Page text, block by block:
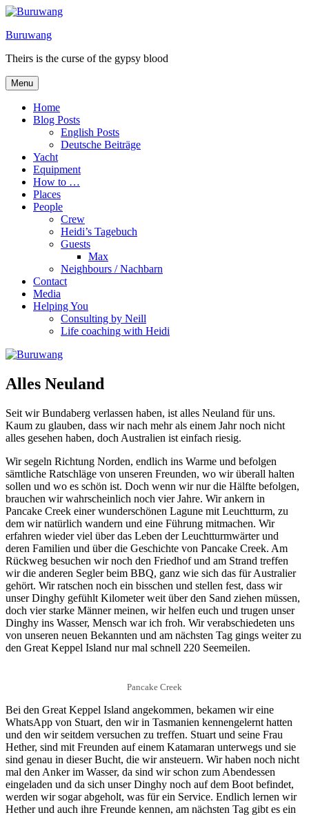
Skip
content
Buruwang
Theirs is the curse of the gypsy blood
Menu
Home
Blog Posts
English Posts
Deutsche Beiträge
Yacht
Equipment
How to …
Places
People
Crew
Heidi’s Tagebuch
Guests
Max
Neighbours / Nachbarn
Contact
Media
Helping You
Consulting by Neill
Life coaching with Heidi
Alles Neuland
Seit wir Bundaberg verlassen haben, ist alles Neuland für uns.
Kaum zu glauben, dass wir nach mehr als einem Jahr noch nicht
alles gesehen haben, doch Australien ist einfach riesig.
Wir segeln Richtung Norden, endlich ins Warme und befolgen
sämtliche Ratschläge von unseren Freunden, wo wir überall halten
sollen und wo es schön ist. Doch wenn wir nur die Hälfte befolgen,
brauchen wir wahrscheinlich noch vier Jahre. Wir ankern in
Pancake Creek einer wunderschönen Lagune mit Leuchtturm, zu
dem wir natürlich wandern und eine Führung mitmachen. Wir
erfahren wieder viel über das Leben der Leuchtturmwärter und
deren Familien und über die Geschichte von Pancake Creek. Am
Rückweg besuchen wir noch den Friedhof und am Strand treffen
wir die anderen Segler beim BBQ, ganz wie sich das für Australier
gehört. Wir ratschen noch ein bisschen und stellen fest, dass wir
unser Dinghy gefühlt Kilometer weit über den Sand ziehen müssen,
doch vier starke Männer meinen, wir helfen euch und trugen unser
Dinghy ins Wasser, Mensch war ich froh. Wir verabschiedeten uns
von unseren neuen Bekannten und am nächsten Tag gings weiter zu
den Great Keppel Island nur mal schnell 220 Seemeilen.
Pancake Creek
Bei den Great Keppel Island angekommen, bekamen wir eine
WhatsApp von Stuart, den wir in Tasmanien kennengelernt hatten
und den wir seitdem versuchen zu treffen. Stuart und seine Frau
Hether, sind mit Freunden auf einem Katamaran unterwegs und sie
sind genau in dieser Bucht, die wir ansteuern. Wir haben noch nicht
mal den Anker im Wasser, da sind wir schon zum Abendessen
eingeladen und da sich unser Dinghy noch auf dem Boot befindet,
werden wir sogar abgeholt, was für ein Service. Endlich lernen wir
Hether und auch ihre Freunde kennen, am nächsten Tag gibt es ein